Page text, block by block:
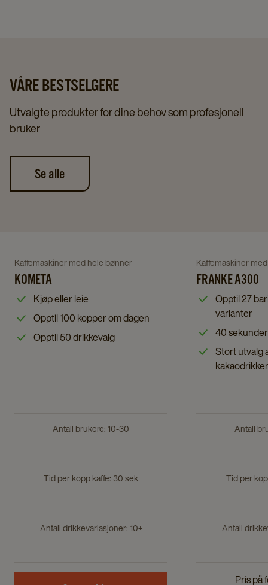
VÅRE BESTSELGERE
Utvalgte produkter for dine behov som profesjonell
bruker
Se alle
Kometa
details
page
Navigate
to
Kometa
details
Kaffemaskiner med hele bønner
KOMETA
Kjøp eller leie
Opptil 100 kopper om dagen
Opptil 50 drikkevalg
Antall brukere: 10-30
Tid per kopp kaffe: 30 sek
Antall drikkevariasjoner: 10+
Franke
A300
details
page
Navigate
to
Franke
A300
details
page
Kaffemaskiner
FRANKE A300
Opptil 27
varianter
40
Stort utvalg
kakaodrikker
Antall
Tid per
Antall
Pris på